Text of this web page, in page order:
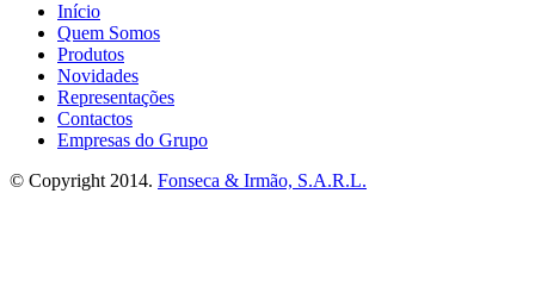
Início
Quem Somos
Produtos
Novidades
Representações
Contactos
Empresas do Grupo
© Copyright 2014. Fonseca & Irmão, S.A.R.L.